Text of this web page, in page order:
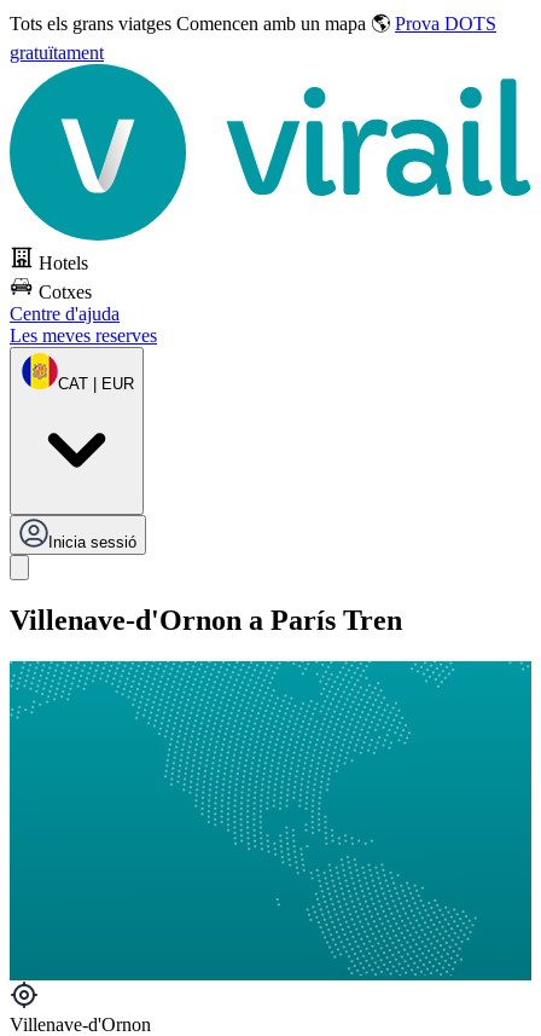
Tots els grans viatges Comencen amb un mapa 🌎 Prova DOTS
gratuïtament
Hotels
Cotxes
Centre d'ajuda
Les meves reserves
CAT | EUR
Inicia sessió
Villenave-d'Ornon a París Tren
Villenave-d'Ornon